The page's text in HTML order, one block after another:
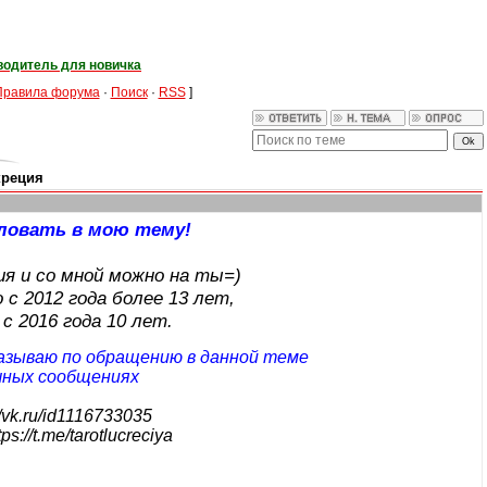
для новичка
форума · Поиск· RSS]
в мою тему!
и со мной можно на ты=)
2012 года более 13 лет,
2016 года 10 лет.
по обращению в данной теме
сообщениях
id1116733035
t.me/tarotlucreciya